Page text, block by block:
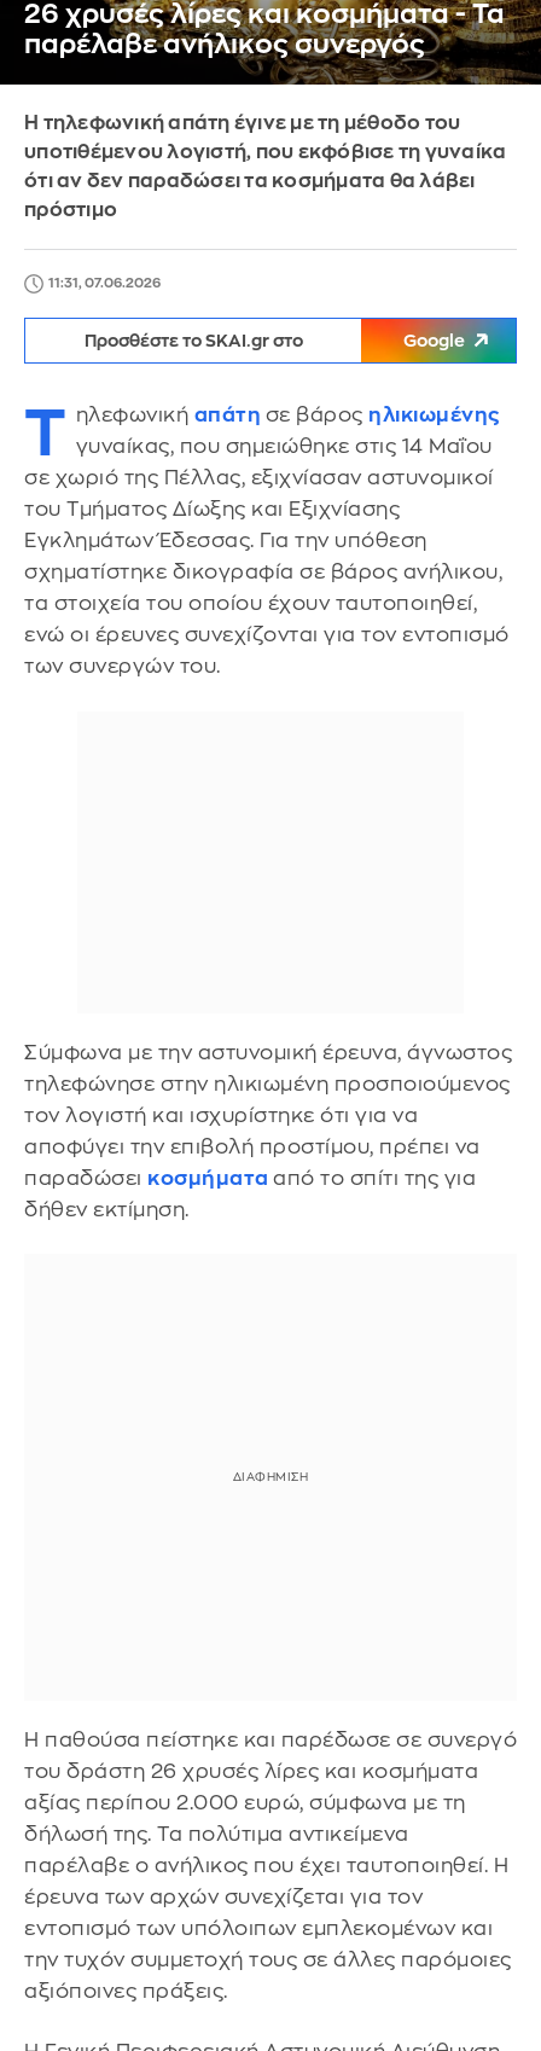
26 χρυσές λίρες και κοσμήματα - Τα
παρέλαβε ανήλικος συνεργός
Η τηλεφωνική απάτη έγινε με τη μέθοδο του
υποτιθέμενου λογιστή, που εκφόβισε τη γυναίκα
ότι αν δεν παραδώσει τα κοσμήματα θα λάβει
πρόστιμο
11:31, 07.06.2026
Προσθέστε το SKAI.gr στο Google
Τ ηλεφωνική απάτη σε βάρος ηλικιωμένης
γυναίκας, που σημειώθηκε στις 14 Μαΐου
σε χωριό της Πέλλας, εξιχνίασαν αστυνομικοί
του Τμήματος Δίωξης και Εξιχνίασης
Εγκλημάτων Έδεσσας. Για την υπόθεση
σχηματίστηκε δικογραφία σε βάρος ανήλικου,
τα στοιχεία του οποίου έχουν ταυτοποιηθεί,
ενώ οι έρευνες συνεχίζονται για τον εντοπισμό
των συνεργών του.
Σύμφωνα με την αστυνομική έρευνα, άγνωστος
τηλεφώνησε στην ηλικιωμένη προσποιούμενος
τον λογιστή και ισχυρίστηκε ότι για να
αποφύγει την επιβολή προστίμου, πρέπει να
παραδώσει κοσμήματα από το σπίτι της για
δήθεν εκτίμηση.
Η παθούσα πείστηκε και παρέδωσε σε συνεργό
του δράστη 26 χρυσές λίρες και κοσμήματα
αξίας περίπου 2.000 ευρώ, σύμφωνα με τη
δήλωσή της. Τα πολύτιμα αντικείμενα
παρέλαβε ο ανήλικος που έχει ταυτοποιηθεί. Η
έρευνα των αρχών συνεχίζεται για τον
εντοπισμό των υπόλοιπων εμπλεκομένων και
την τυχόν συμμετοχή τους σε άλλες παρόμοιες
αξιόποινες πράξεις.